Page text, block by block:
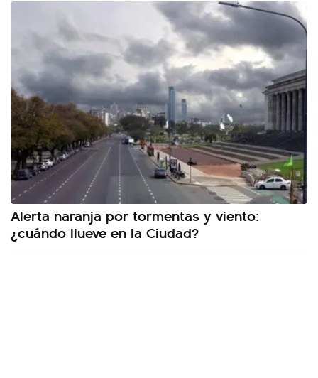
Alerta naranja por tormentas y viento:
¿cuándo llueve en la Ciudad?